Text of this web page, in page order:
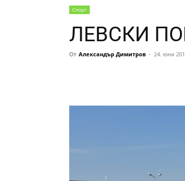
Спорт
ЛЕВСКИ
От Александър Димитров - 24. юни